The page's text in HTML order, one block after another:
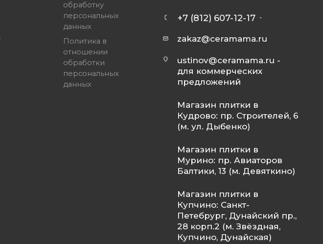
обработку
персональных
данных
Политика в
отношении
обработки
персональных
данных
+7 (812) 607-12-17
zakaz@ceramama.ru
ustinov@ceramama.ru -
для коммерческих
предложений
Магазин плитки в
Кудрово: пр. Строителей, 6
(м. ул. Дыбенко)
Магазин плитки в
Мурино: пр. Авиаторов
Балтики, 13 (м. Девяткино)
Магазин плитки в
Купчино: Санкт-
Петебрург, Дунайский пр.,
28 корп.2 (м. Звёздная,
Купчино, Дунайская)